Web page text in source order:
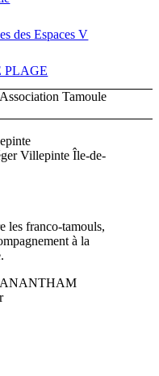
des Espaces V
PLAGE
Tamoule
Villepinte Île-de-
les franco-tamouls,
à la